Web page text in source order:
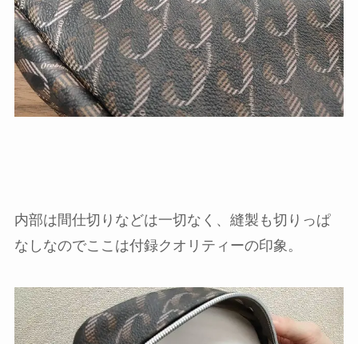
内部は間仕切りなどは一切なく、縫製も切りっぱ
なしなのでここは付録クオリティーの印象。